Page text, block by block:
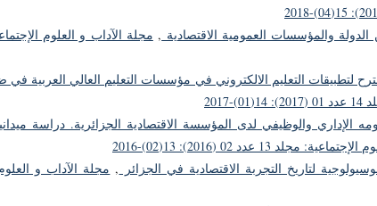
الدولة والمؤسسات العمومية الاقتصادية ,
لتطبيقات التعليم الالكتروني في مؤسسات التعليم العالي العربية في
الإداري والوظيفي لدى المؤسسة الاقتصادية الجزائرية. دراسة
مجلد 13 عدد 02 (2016): 13(02)-2016
لتاريخ التجربة الاقتصادية في الجزائر ,